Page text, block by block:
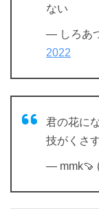
ない
— しろあ
2022
君の花に
技がくさ
— mmk🍠